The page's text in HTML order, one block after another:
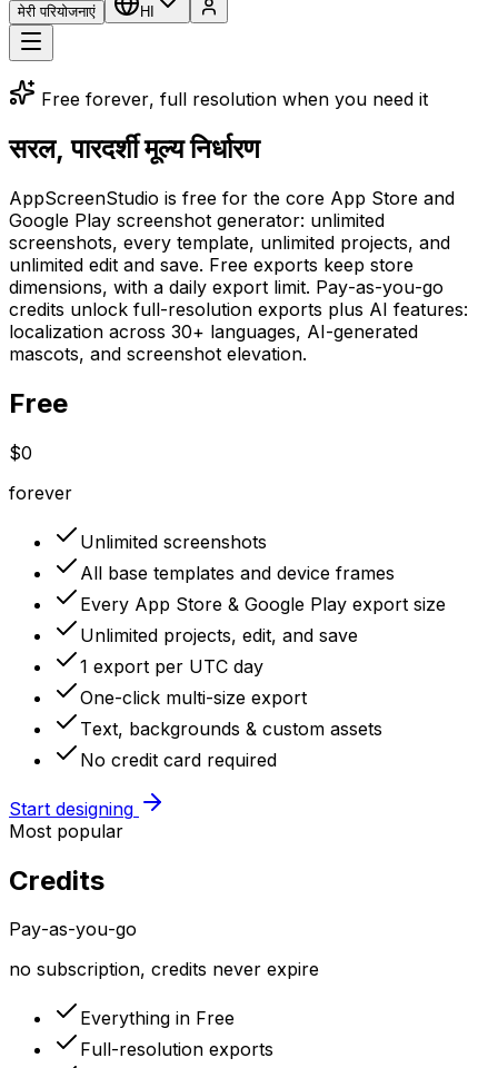
मेरी परियोजनाएं HI
Free forever, full resolution when you need it
सरल, पारदर्शी मूल्य निर्धारण
AppScreenStudio is free for the core App Store and
Google Play screenshot generator: unlimited
screenshots, every template, unlimited projects, and
unlimited edit and save. Free exports keep store
dimensions, with a daily export limit. Pay-as-you-go
credits unlock full-resolution exports plus AI features:
localization across 30+ languages, AI-generated
mascots, and screenshot elevation.
Free
$0
forever
Unlimited screenshots
All base templates and device frames
Every App Store & Google Play export size
Unlimited projects, edit, and save
1 export per UTC day
One-click multi-size export
Text, backgrounds & custom assets
No credit card required
Start designing
Most popular
Credits
Pay-as-you-go
no subscription, credits never expire
Everything in Free
Full-resolution exports